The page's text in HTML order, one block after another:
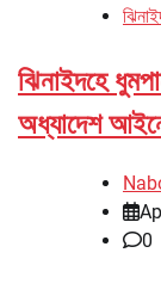
ঝিনাইদহে
অধ্যাদেশ
0